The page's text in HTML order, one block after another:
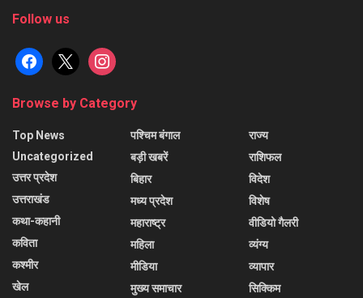
Follow us
facebook
x instagram
Browse by Category
Top News
Uncategorized
उत्तर प्रदेश
उत्तराखंड
कथा-कहानी
कविता
कश्मीर
खेल
पश्चिम बंगाल
बड़ी खबरें
बिहार
मध्य प्रदेश
महाराष्ट्र
महिला
मीडिया
मुख्य समाचार
राज्य
राशिफल
विदेश
विशेष
वीडियो गैलरी
व्यंग्य
व्यापार
सिक्किम